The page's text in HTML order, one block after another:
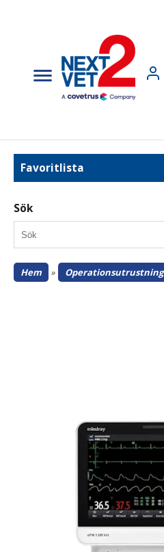
Favoritlista
Sök
Hem » Operationsutrustning